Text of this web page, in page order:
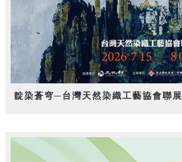
靛染蒼穹─台灣天然染織工藝協會聯展